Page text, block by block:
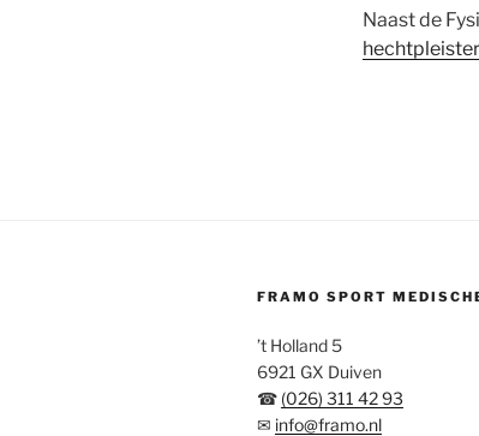
Naast de
FRAMO SPORT
’t Holland 5
6921 GX Duiven
☎ (026) 311 42 93
✉ info@framo.nl